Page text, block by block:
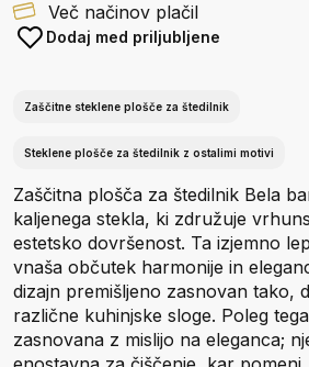
Več načinov plačil
Dodaj med priljubljene
Zaščitne steklene plošče za štedilnik
Steklene plošče za štedilnik z ostalimi motivi
Zaščitna plošča za štedilnik Bela
kaljenega stekla, ki združuje
estetsko dovršenost. Ta izjemno
vnaša občutek harmonije in
dizajn premišljeno zasnovan tako,
različne kuhinjske sloge. Poleg
zasnovana z mislijo na eleganca;